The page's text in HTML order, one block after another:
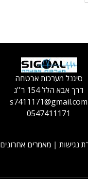
סיגנל מערכות אבטחה
דרך אבא הלל 154 ר''ג
s7411171@gmail.com
0547411171
נגישות | מאמרים אחרונים